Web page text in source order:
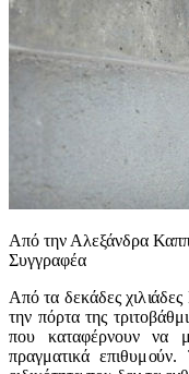
Από την Αλεξάνδρα
Συγγραφέα
Aπό τα δεκάδες
την πόρτα της
που καταφέρνουν να
πραγματικά